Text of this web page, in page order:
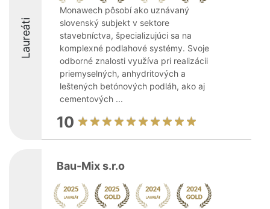
Laureáti
Monawech pôsobí ako uznávaný
slovenský subjekt v sektore
stavebníctva, špecializujúci sa na
komplexné podlahové systémy. Svoje
odborné znalosti využíva pri realizácii
priemyselných, anhydritových a
leštených betónových podláh, ako aj
cementových ...
10
Bau-Mix s.r.o